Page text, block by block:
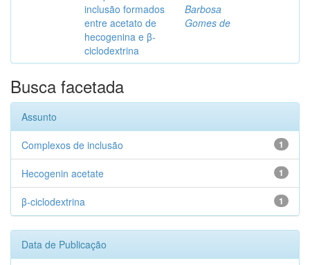
inclusão formados
entre acetato de
hecogenina e β-
ciclodextrina
Barbosa
Gomes de
Busca facetada
Assunto
1
Complexos de inclusão
1
Hecogenin acetate
1
β-ciclodextrina
Data de Publicação